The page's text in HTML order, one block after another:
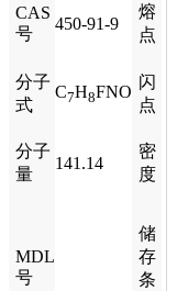
CAS
号
450-91-9
熔
点
分子
式
C7H8FNO
闪
点
分子
量
141.14
密
度
MDL
号
储
存
条